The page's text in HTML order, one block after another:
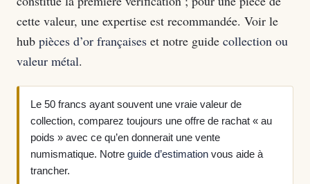
cette valeur, une expertise est recommandée. Voir le
hub pièces d’or françaises et notre guide collection ou
valeur métal.
Le 50 francs ayant souvent une vraie valeur de
collection, comparez toujours une offre de rachat « au
poids » avec ce qu’en donnerait une vente
numismatique. Notre guide d’estimation vous aide à
trancher.